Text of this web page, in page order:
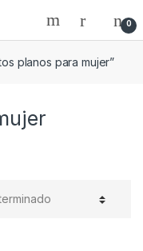
0
planos para mujer”